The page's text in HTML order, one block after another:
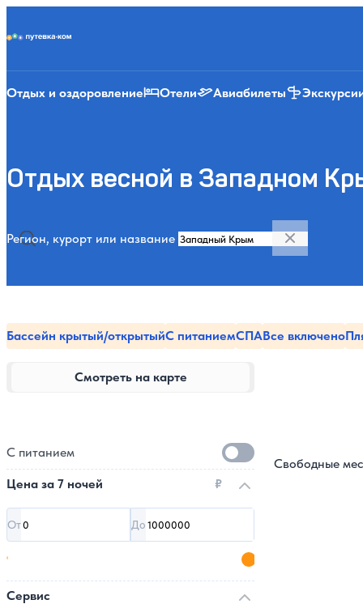
Отдых и оздоровление Отели Авиабилеты
Отдых весной в Западном
Регион, курорт или название
Бассейн крытый/открытыйС питаниемСПАВсе включено
Смотреть на карте
Свободные
С питанием
Цена за 7 ночей ₽
От До
Сервис